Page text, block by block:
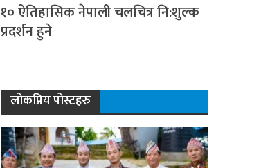
१० ऐतिहासिक नेपाली चलचित्र नि:शुल्क
प्रदर्शन हुने
लोकप्रिय पोस्टहरु